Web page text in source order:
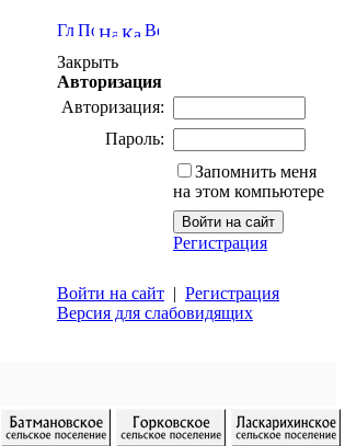
Закрыть
Авторизация
Авторизация:
Пароль:
Запомнить меня
на этом компьютере
Регистрация
Войти на сайт | Регистрация
Версия для слабовидящих